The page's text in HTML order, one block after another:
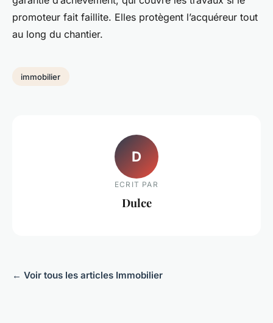
promoteur fait faillite. Elles protègent l’acquéreur tout
au long du chantier.
immobilier
D
ECRIT PAR
Dulce
← Voir tous les articles Immobilier